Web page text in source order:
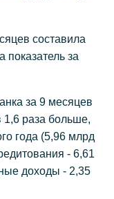
составила
показатель за
за 9 месяцев
1,6 раза больше,
года (5,96 млрд
- 6,61
доходы - 2,35